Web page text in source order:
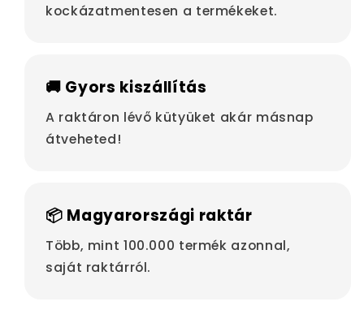
kockázatmentesen a termékeket.
🚚 Gyors kiszállítás
A raktáron lévő kütyüket akár másnap
átveheted!
📦 Magyarországi raktár
Több, mint 100.000 termék azonnal,
saját raktárról.